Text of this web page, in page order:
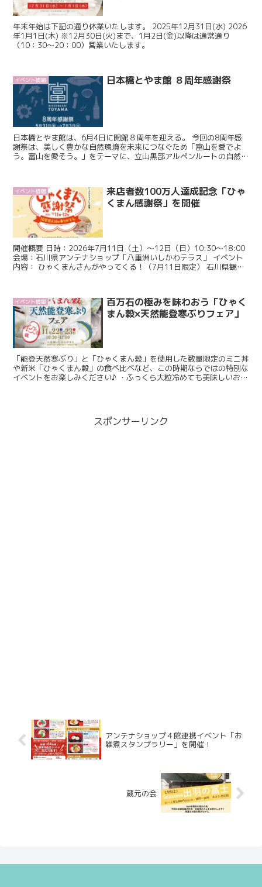
年末年始は下記の通り休業いたします。 2025年12月31日(水) 2026
年1月1日(木) ※12月30日(火)まで、1月2日(金)以降は通常通り
（10：30～20：00）営業いたします。
イベント情報 日本橋とやま館 ８周年感謝祭
日本橋とやま館は、6月4日に開館８周年を迎える。 今回の8周年感
謝祭は、美しく豊かな自然環境を未来につなぐため「富山を愛でよ
う。富山を愛そう。」をテーマに、立山黒部アルペンルートの自然保
イベント情報
来店者数100万人達成記念「ひゃ
くまん感謝祭」を開催
開催概要 日時：2026年7月11日（土）～12日（日）10:30～18:00
会場：石川県アンテナショップ「八重洲いしかわテラス」 イベント
内容： ひゃくまんさんがやってくる！（7月11日限定） 石川県観光
イベント情報
百万石の極みを味わおう「ひゃく
まん穀×天然能登寒ぶりフェア」
「能登天然寒ぶり」と「ひゃくまん穀」を使用した数量限定のミニ丼
や新米「ひゃくまん穀」の食べ比べなど、この時期ならではの特別な
イベントをお楽しみください♪ ・ふっくら大粒冷めても美味しいお米
スポンサーリンク
アンテナショップ４館連携イベント「お
雑煮スタンプラリー」を開催！
蔵元の会